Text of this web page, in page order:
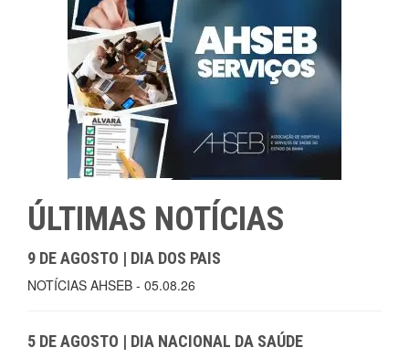
ÚLTIMAS NOTÍCIAS
9 DE AGOSTO | DIA DOS PAIS
NOTÍCIAS AHSEB - 05.08.26
5 DE AGOSTO | DIA NACIONAL DA SAÚDE